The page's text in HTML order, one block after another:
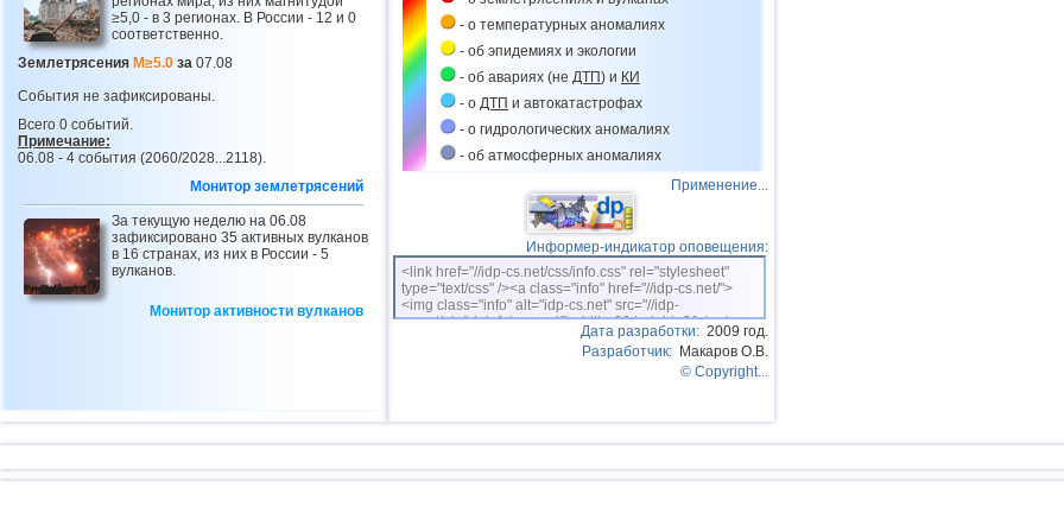
≥5,0 - в 3 регионах. В России - 12 и 0
соответственно.
Землетрясения M≥5.0 за 07.08
События не зафиксированы.
Всего 0 событий.
Примечание:
06.08 - 4 события (2060/2028...2118).
Монитор землетрясений
За текущую неделю на 06.08
зафиксировано 35 активных вулканов
в 16 странах, из них в России - 5
вулканов.
Монитор активности вулканов
- о температурных аномалиях
- об эпидемиях и экологии
- об авариях (не ДТП) и КИ
- о ДТП и автокатастрофах
- о гидрологических аномалиях
- об атмосферных аномалиях
Применение...
Информер-индикатор оповещения:
<link href="//idp-cs.net/css/info.css" rel="stylesheet"
type="text/css" /><a class="info" href="//idp-cs.net/">
<img class="info" alt="idp-cs.net" src="//idp-
cs.net/pix/idpinfok_sm.gif" width=88 height=31 /></a>
Дата разработки: 2009 год.
Разработчик: Макаров О.В.
© Copyright...